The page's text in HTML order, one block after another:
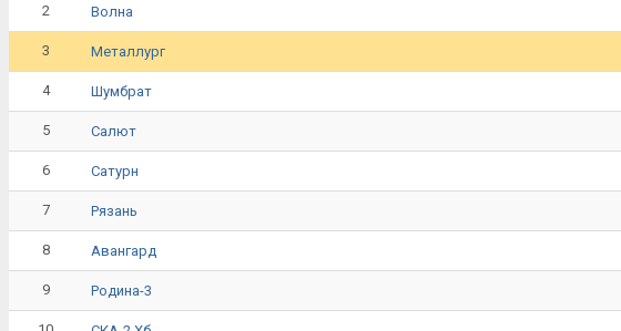
2 Волна
3 Металлург
4 Шумбрат
5 Салют
6 Сатурн
7 Рязань
8 Авангард
9 Родина-3